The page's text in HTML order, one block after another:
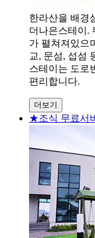
한라산을 배경
더나은스테이.
가 펼쳐져있으
교, 문섬, 섭섬
스테이는 도로
편리합니다.
더보기
★조식 무료서